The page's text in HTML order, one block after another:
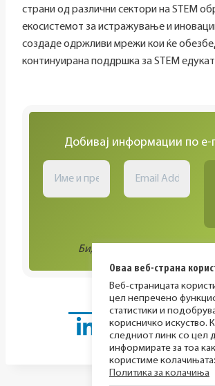
страни од различни сектори на STEM
екосистемот за истражување и
создаде одржливи мрежи кои ќе
континуирана поддршка за STEM
Добивај информации по е-
Биди во тек со сите
Оваа веб-страна
Веб-страницата
цел непречено
статистики и
корисничко искуство.
следниот линк со цел
информирате за тоа
користиме колачињата:
Политика за колачиња